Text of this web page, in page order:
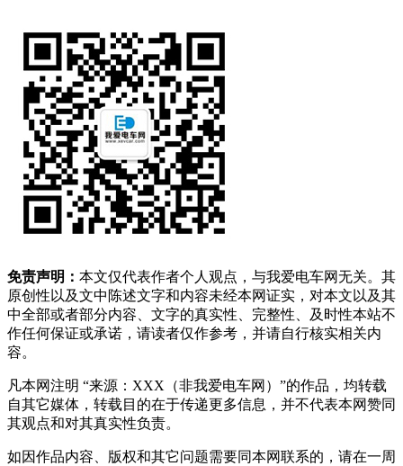
免责声明： 本文仅代表作者个人观点，与我爱电车网无关。其
原创性以及文中陈述文字和内容未经本网证实，对本文以及其
中全部或者部分内容、文字的真实性、完整性、及时性本站不
作任何保证或承诺，请读者仅作参考，并请自行核实相关内
容。
凡本网注明 “来源：XXX（非我爱电车网）”的作品，均转载
自其它媒体，转载目的在于传递更多信息，并不代表本网赞同
其观点和对其真实性负责。
如因作品内容、版权和其它问题需要同本网联系的，请在一周